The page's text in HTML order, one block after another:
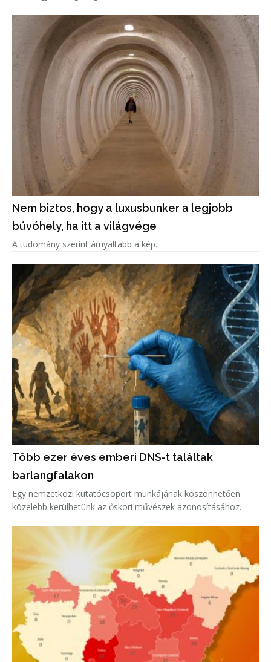
Nem biztos, hogy a luxusbunker a legjobb
búvóhely, ha itt a világvége
A tudomány szerint árnyaltabb a kép.
Több ezer éves emberi DNS-t találtak
barlangfalakon
Egy nemzetközi kutatócsoport munkájának köszönhetően
közelebb kerülhetünk az őskori művészek azonosításához.